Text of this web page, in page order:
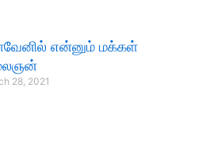
என்னும் மக்கள்
28, 2021